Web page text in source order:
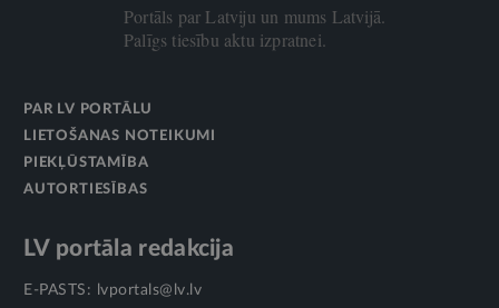
Portāls par Latviju un mums Latvijā.
Palīgs tiesību aktu izpratnei.
PAR LV PORTĀLU
LIETOŠANAS NOTEIKUMI
PIEKĻŪSTAMĪBA
AUTORTIESĪBAS
LV portāla redakcija
E-PASTS:
lvportals@lv.lv